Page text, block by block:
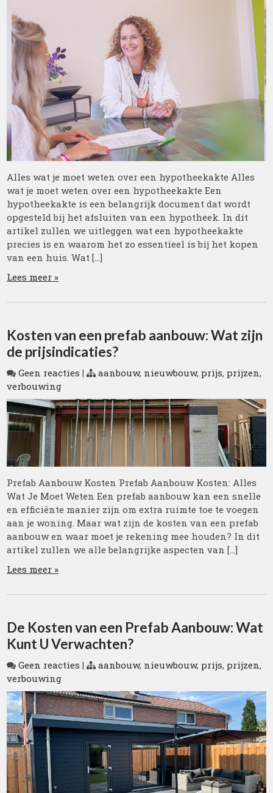
Alles wat je moet weten over een hypotheekakte Alles
wat je moet weten over een hypotheekakte Een
hypotheekakte is een belangrijk document dat wordt
opgesteld bij het afsluiten van een hypotheek. In dit
artikel zullen we uitleggen wat een hypotheekakte
precies is en waarom het zo essentieel is bij het kopen
van een huis. Wat […]
Lees meer »
Kosten van een prefab aanbouw: Wat zijn
de prijsindicaties?
Geen reacties | aanbouw, nieuwbouw, prijs, prijzen,
verbouwing
Prefab Aanbouw Kosten Prefab Aanbouw Kosten: Alles
Wat Je Moet Weten Een prefab aanbouw kan een snelle
en efficiënte manier zijn om extra ruimte toe te voegen
aan je woning. Maar wat zijn de kosten van een prefab
aanbouw en waar moet je rekening mee houden? In dit
artikel zullen we alle belangrijke aspecten van […]
Lees meer »
De Kosten van een Prefab Aanbouw: Wat
Kunt U Verwachten?
Geen reacties | aanbouw, nieuwbouw, prijs, prijzen,
verbouwing